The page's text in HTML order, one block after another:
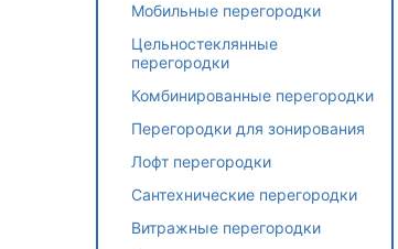
Мобильные перегородки
Цельностеклянные
перегородки
Комбинированные перегородки
Перегородки для зонирования
Лофт перегородки
Сантехнические перегородки
Витражные перегородки